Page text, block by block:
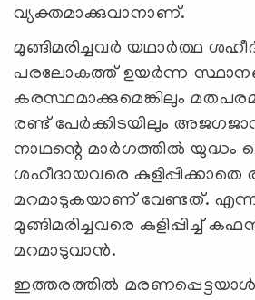
വ്യക്തമാക്കുവാനാണ്.
മുങ്ങിമരിച്ചവർ യഥാർത്ഥ
പരലോകത്ത് ഉയർന്ന
കരസ്ഥമാക്കുമെങ്കിലും
രണ്ട് പേർക്കിടയിലും
നാഥന്റെ മാർഗത്തിൽ യുദ്ധം
ശഹീദായവരെ
മറമാടുകയാണ് വേണ്ടത്.
മുങ്ങിമരിച്ചവരെ കുളിപ്പിച്ച്
മറമാടുവാൻ.
ഇത്തരത്തിൽ